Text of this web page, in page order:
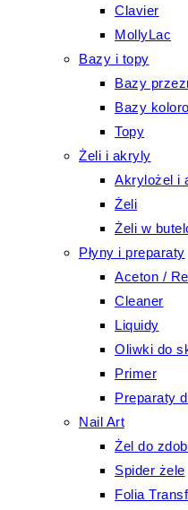
Clavier
MollyLac
Bazy i topy
Bazy
Bazy
Topy
Żeli i akryly
Akrylożel i
Żeli
Żeli w
Płyny i preparaty
Aceton /
Cleaner
Liquidy
Oliwki do
Primer
Preparaty
Nail Art
Żel do
Spider żele
Folia